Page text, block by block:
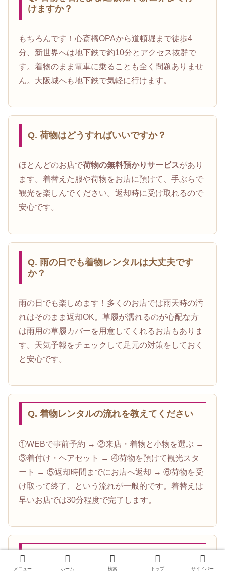
けますか？
もちろんです！心斎橋OPAから道頓堀まで徒歩4
分、新世界へは地下鉄で約10分とアクセス抜群で
す。着物のまま電車に乗ることも全く問題ありませ
ん。大阪城へも地下鉄で気軽に行けます。
Q. 荷物はどうすればいいですか？
ほとんどのお店で荷物の無料預かりサービスがあり
ます。着替えた服や荷物をお店に預けて、手ぶらで
観光を楽しんでください。返却時に受け取れるので
安心です。
Q. 雨の日でも着物レンタルは大丈夫です
か？
雨の日でも楽しめます！多くのお店では雨天時の汚
れはそのまま返却OK。草履が濡れるのが心配な方
は雨用の草履カバーを用意してくれるお店もありま
す。天気予報をチェックして足元の対策をしておく
と安心です。
Q. 着物レンタルの流れを教えてください
①WEBで事前予約 → ②来店・着物と小物を選ぶ →
③着付け・ヘアセット → ④荷物を預けて観光スタ
ート → ⑤返却時間までにお店へ返却 → ⑥荷物を受
け取って終了、という流れが一般的です。着替えは
早いお店では30分程度で完了します。
Q. 心斎橋で着物映えする撮影スポットは
どこですか？
メニュー ホーム 検索 トップ サイドバー